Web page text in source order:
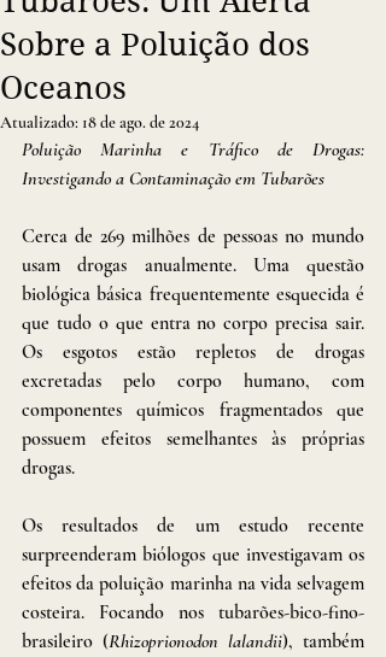
Sobre a Poluição dos
Oceanos
Atualizado: 18 de ago. de 2024
Poluição Marinha e Tráfico de Drogas:
Investigando a Contaminação em Tubarões
Cerca de 269 milhões de pessoas no mundo
usam drogas anualmente. Uma questão
biológica básica frequentemente esquecida é
que tudo o que entra no corpo precisa sair.
Os esgotos estão repletos de drogas
excretadas pelo corpo humano, com
componentes químicos fragmentados que
possuem efeitos semelhantes às próprias
drogas.
Os resultados de um estudo recente
surpreenderam biólogos que investigavam os
efeitos da poluição marinha na vida selvagem
costeira. Focando nos tubarões-bico-fino-
brasileiro (Rhizoprionodon lalandii), também